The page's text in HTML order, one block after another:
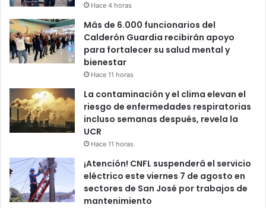
Hace 4 horas
Más de 6.000 funcionarios del
Calderón Guardia recibirán apoyo
para fortalecer su salud mental y
bienestar
Hace 11 horas
La contaminación y el clima elevan el
riesgo de enfermedades respiratorias
incluso semanas después, revela la
UCR
Hace 11 horas
¡Atención! CNFL suspenderá el servicio
eléctrico este viernes 7 de agosto en
sectores de San José por trabajos de
mantenimiento